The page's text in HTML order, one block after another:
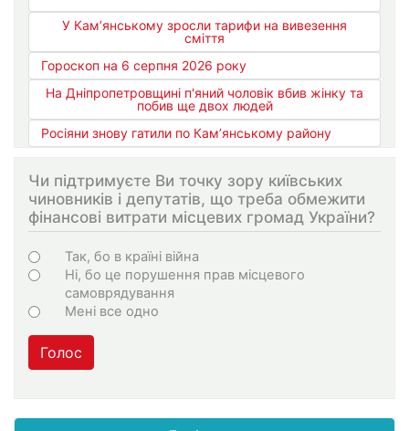
У Кам’янському зросли тарифи на вивезення
сміття
Гороскоп на 6 серпня 2026 року
На Дніпропетровщині п'яний чоловік вбив жінку та
побив ще двох людей
Росіяни знову гатили по Кам’янському району
Чи підтримуєте Ви точку зору київських
чиновників і депутатів, що треба обмежити
фінансові витрати місцевих громад України?
Choices
Так, бо в країні війна
Ні, бо це порушення прав місцевого
самоврядування
Мені все одно
Голос